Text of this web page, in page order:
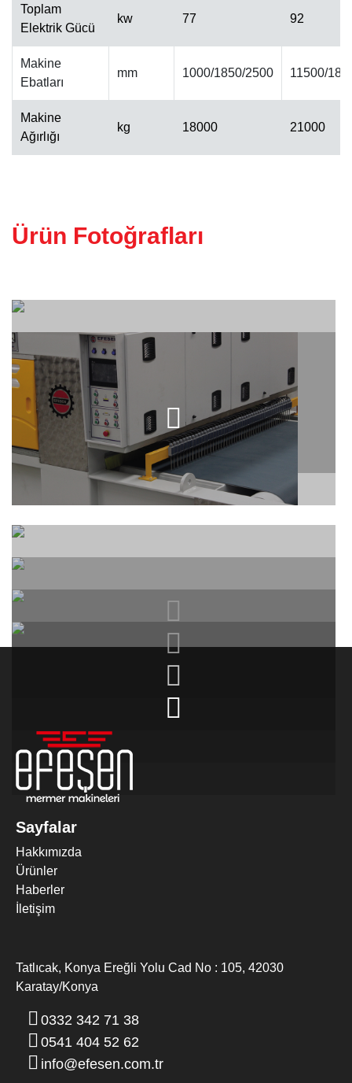
ALINPAH CILA MAKINESI
KALIBRE MAKINESI
2 KAFALI EBATLAMA MAKINESI
(Trimming)
MERMER DIK EBATLAMA MAKINESI
Toplam
Elektrik Gücü
kw 77 92
Makine
Ebatları
mm 1000/1850/2500 11500/
Makine
Ağırlığı
kg 18000 21000
Ürün Fotoğrafları
Sayfalar
Hakkımızda
Ürünler
Haberler
İletişim
Tatlıcak, Konya Ereğli Yolu Cad No : 105, 42030
Karatay/Konya
0332 342 71 38
0541 404 52 62
info@efesen.com.tr